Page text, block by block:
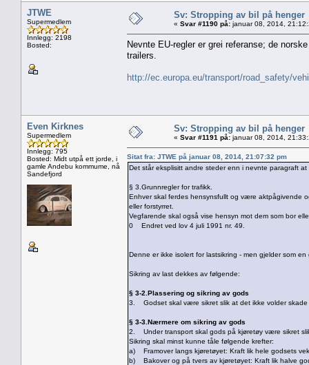
JTWE
Supermedlem
Innlegg: 2198
Bosted:
Sv: Stropping av bil på henger
« Svar #1190 på: januar 08, 2014,
Nevnte EU-regler er grei referanse; de
trailers.
http://ec.europa.eu/transport/road_safety/
Even Kirknes
Supermedlem
Innlegg: 795
Bosted: Midt utpå ett jorde, i
gamle Andebu kommume, nå
Sandefjord
Sv: Stropping av bil på henger
« Svar #1191 på: januar 08, 2014,
Sitat fra: JTWE på januar 08, 2014, 21:07:32 pm
Det står eksplisitt andre steder enn i nevnte paragraft
§ 3.Grunnregler for trafikk.
Enhver skal ferdes hensynsfullt og være aktpågivende
eller forstyrret.
Vegfarende skal også vise hensyn mot dem som bor
0 Endret ved lov 4 juli 1991 nr. 49.
Denne er ikke isolert for lastsikring - men gjelder som
Sikring av last dekkes av følgende:
§ 3-2.Plassering og sikring av gods
3. Godset skal være sikret slik at det ikke volder
§ 3-3.Nærmere om sikring av gods
2. Under transport skal gods på kjøretøy være sikret
Sikring skal minst kunne tåle følgende krefter:
a) Framover langs kjøretøyet: Kraft lik hele godsets
b) Bakover og på tvers av kjøretøyet: Kraft lik halve